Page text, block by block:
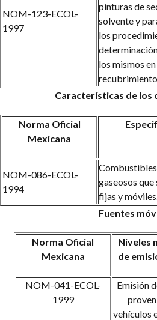
NOM-123-ECOL-
1997
pinturas de
solvente y
los
los mismos
Características de los
Norma Oficial
Mexicana
NOM-086-ECOL-
1994
gaseosos que
fijas y
Fuentes
Norma Oficial
Mexicana
Niveles
de
NOM-041-ECOL-
1999
Emisión
vehículos